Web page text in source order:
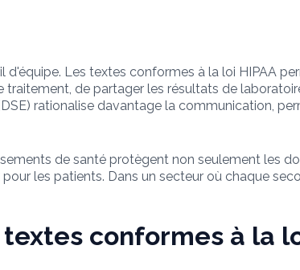
Les textes conformes à la loi HIPAA
de partager les résultats de
rationalise davantage la communication,
de santé protègent non seulement les
les patients. Dans un secteur où chaque
conformes à la